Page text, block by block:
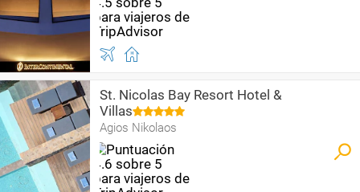
St. Nicolas Bay Resort Hotel &
Villas
Agios Nikolaos